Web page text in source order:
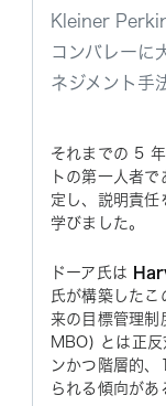
Kleiner
コンバレーに
ネジメント手
それまでの 5
トの第一人者
定し、説明責任
学びました。
ドーア氏は
氏が構築したこ
来の目標管理
MBO) とは正反
ンかつ階層的
られる傾向があ